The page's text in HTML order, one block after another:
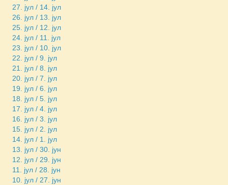
27. јул / 14. јул
26. јул / 13. јул
25. јул / 12. јул
24. јул / 11. јул
23. јул / 10. јул
22. јул / 9. јул
21. јул / 8. јул
20. јул / 7. јул
19. јул / 6. јул
18. јул / 5. јул
17. јул / 4. јул
16. јул / 3. јул
15. јул / 2. јул
14. јул / 1. јул
13. јул / 30. јун
12. јул / 29. јун
11. јул / 28. јун
10. јул / 27. јун